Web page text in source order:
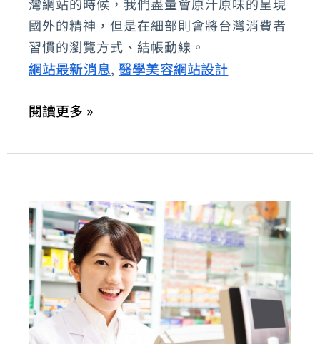
國外的精神，但是在細部則會將台灣消費者
習慣的瀏覽方式、結帳動線。
網站最新消息, 醫學美容網站設計
手
做？
醫
學
容
設
計
方
針？
閱讀更多 »